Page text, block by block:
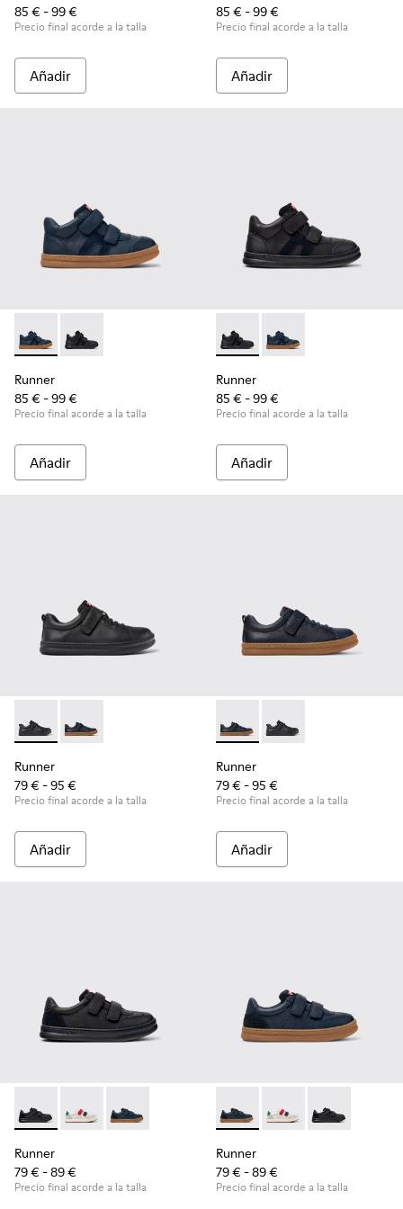
85 € - 99 €
Precio final acorde a la talla
Añadir
85 € - 99 €
Precio final acorde a la talla
Añadir
Runner - K900384-001 - Zapatillas azules de piel y nobuk
Runner - K900384-002 - Zapatillas negras de piel y
Runner
85 € - 99 €
Precio final acorde a la talla
Añadir
Runner - K900384-002 -
Runner - K900384-
Runner
85 € - 99 €
Precio final acorde a la talla
Añadir
Runner - K800319-001 - Zapatillas negras de piel y textil
Runner - K800319-006 - Zapatillas azules de piel y
Runner
79 € - 95 €
Precio final acorde a la talla
Añadir
Runner - K800319-006 -
Runner - K800319-
Runner
79 € - 95 €
Precio final acorde a la talla
Añadir
Runner - K800652-001 - Zapatillas de piel y nobuk negras
Runner - K800652-007
Runner - K800652-003 - Zapatillas infantiles
Runner
79 € - 89 €
Precio final acorde a la talla
Runner - K800652-003 -
Runner - K800652-
Runner -
Runner
79 € - 89 €
Precio final acorde a la talla